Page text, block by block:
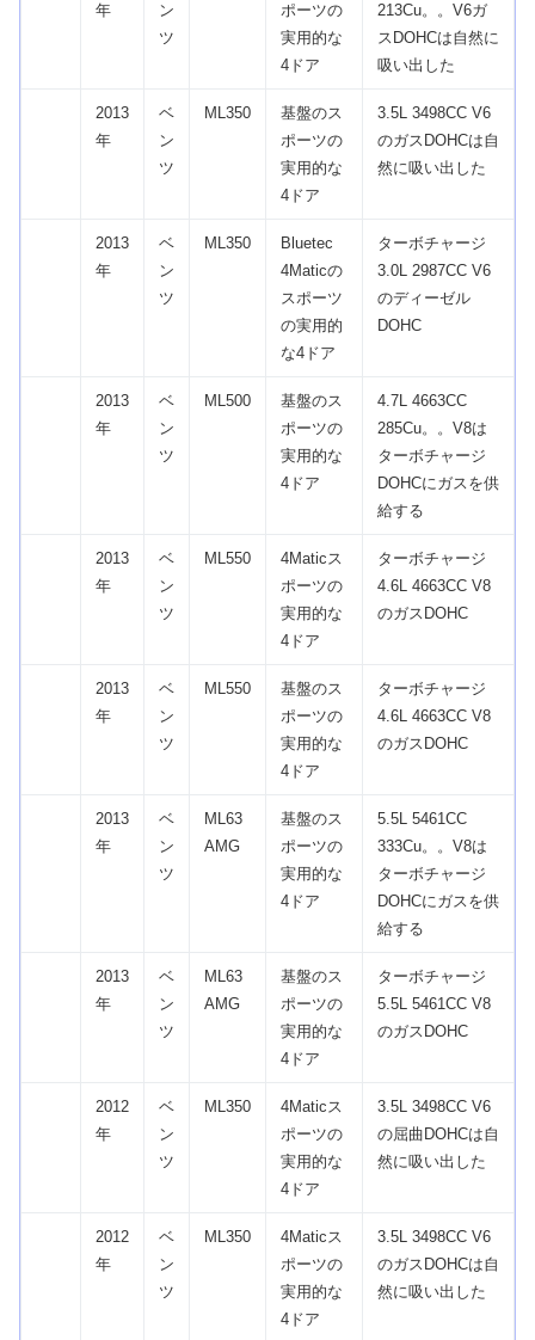
年
ン
ツ
ポーツの
実用的な
4ドア
213Cu。。V6ガ
スDOHCは自然に
吸い出した
2013
年
ベ
ン
ツ
ML350
基盤のス
ポーツの
実用的な
4ドア
3.5L 3498CC V6
のガスDOHCは自
然に吸い出した
2013
年
ベ
ン
ツ
ML350
Bluetec
4Maticの
スポーツ
の実用的
な4ドア
ターボチャージ
3.0L 2987CC V6
のディーゼル
DOHC
2013
年
ベ
ン
ツ
ML500
基盤のス
ポーツの
実用的な
4ドア
4.7L 4663CC
285Cu。。V8は
ターボチャージ
DOHCにガスを供
給する
2013
年
ベ
ン
ツ
ML550
4Maticス
ポーツの
実用的な
4ドア
ターボチャージ
4.6L 4663CC V8
のガスDOHC
2013
年
ベ
ン
ツ
ML550
基盤のス
ポーツの
実用的な
4ドア
ターボチャージ
4.6L 4663CC V8
のガスDOHC
2013
年
ベ
ン
ツ
ML63
AMG
基盤のス
ポーツの
実用的な
4ドア
5.5L 5461CC
333Cu。。V8は
ターボチャージ
DOHCにガスを供
給する
2013
年
ベ
ン
ツ
ML63
AMG
基盤のス
ポーツの
実用的な
4ドア
ターボチャージ
5.5L 5461CC V8
のガスDOHC
2012
年
ベ
ン
ツ
ML350
4Maticス
ポーツの
実用的な
4ドア
3.5L 3498CC V6
の屈曲DOHCは自
然に吸い出した
2012
年
ベ
ン
ツ
ML350
4Maticス
ポーツの
実用的な
4ドア
3.5L 3498CC V6
のガスDOHCは自
然に吸い出した